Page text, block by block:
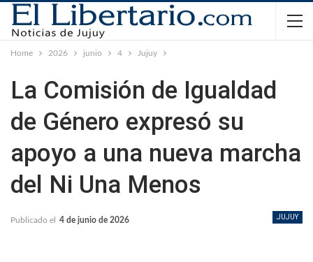
Home 2026 junio 4 Jujuy
La Comisión de Igualdad
de Género expresó su
apoyo a una nueva marcha
del Ni Una Menos
JUJUY
Publicado el 4 de junio de 2026